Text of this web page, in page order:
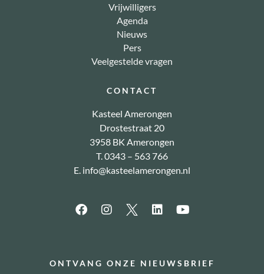
Vrijwilligers
Agenda
Nieuws
Pers
Veelgestelde vragen
CONTACT
Kasteel Amerongen
Drostestraat 20
3958 BK Amerongen
T. 0343 – 563 766
E. info@kasteelamerongen.nl
ONTVANG ONZE NIEUWSBRIEF